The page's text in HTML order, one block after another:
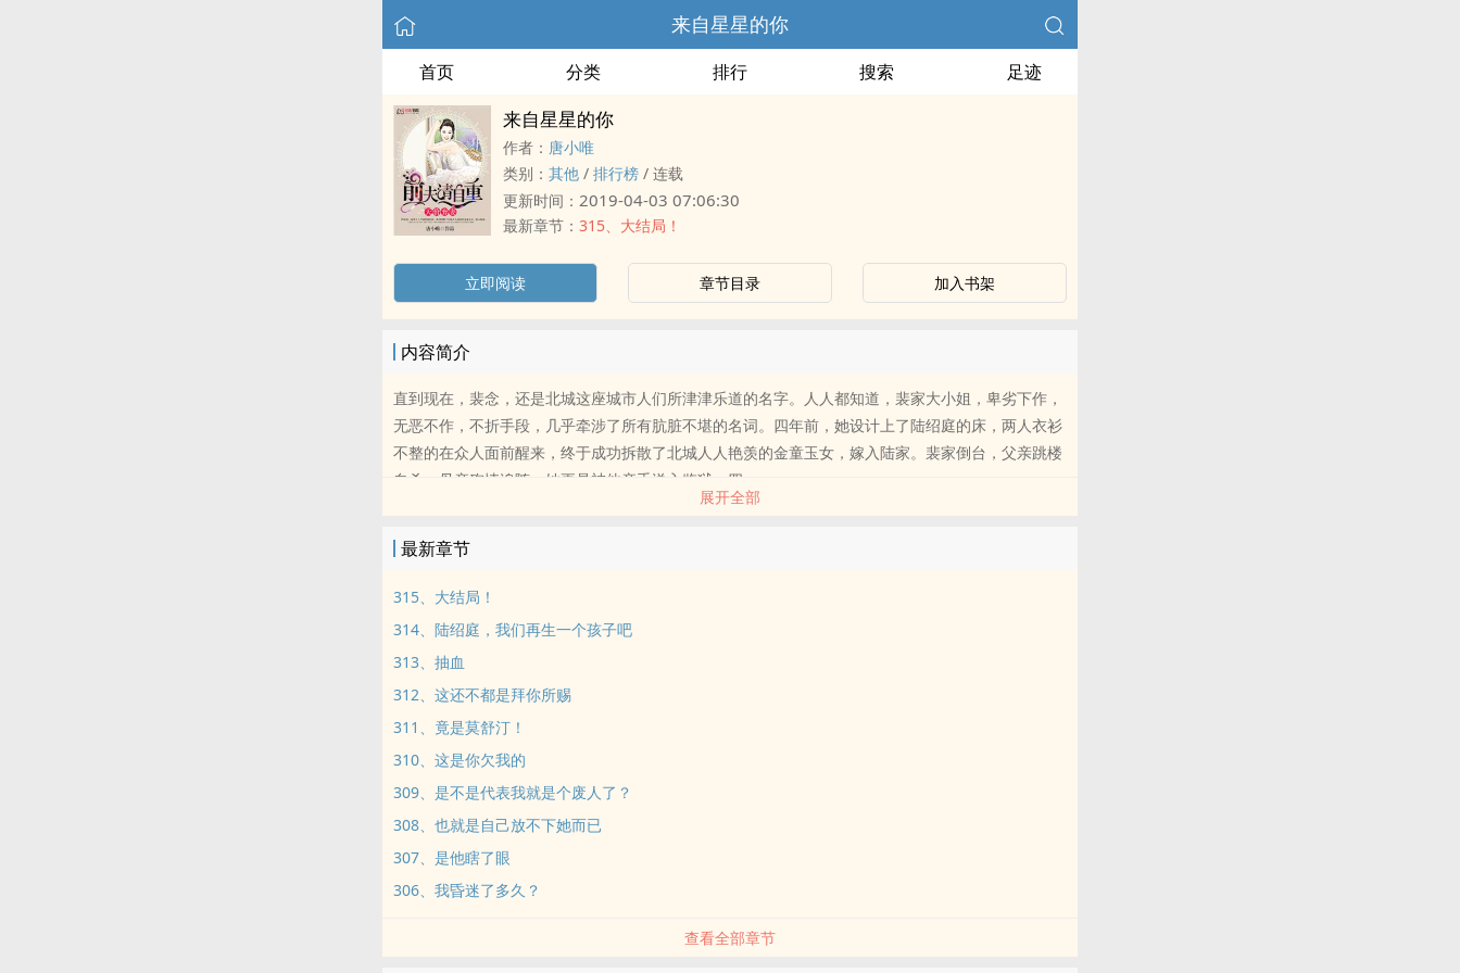
来自星星的你
首页 分类 排行 搜索 足迹
来自星星的你
作者： 唐小唯
类别： 其他 / 排行榜 / 连载
更新时间： 2019-04-03 07:06:30
最新章节： 315、大结局！
立即阅读 章节目录 加入书架
内容简介
直到现在，裴念，还是北城这座城市人们所津津乐道的名字。人人都知道，裴家大小姐，卑劣下作，
无恶不作，不折手段，几乎牵涉了所有肮脏不堪的名词。四年前，她设计上了陆绍庭的床，两人衣衫
不整的在众人面前醒来，终于成功拆散了北城人人艳羡的金童玉女，嫁入陆家。裴家倒台，父亲跳楼
自杀，母亲殉情追随，她更是被他亲手送入监狱。四......
展开全部
最新章节
315、大结局！
314、陆绍庭，我们再生一个孩子吧
313、抽血
312、这还不都是拜你所赐
311、竟是莫舒汀！
310、这是你欠我的
309、是不是代表我就是个废人了？
308、也就是自己放不下她而已
307、是他瞎了眼
306、我昏迷了多久？
查看全部章节